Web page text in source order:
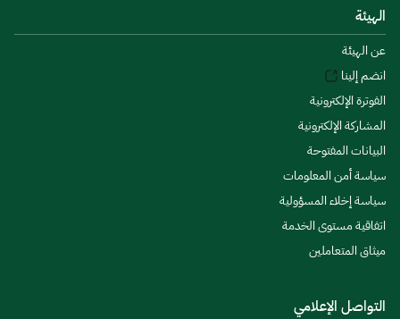
الهيئة
عن الهيئة
انضم إلينا
الفوترة الإلكترونية
المشاركة الإلكترونية
البيانات المفتوحة
سياسة أمن المعلومات
سياسة إخلاء المسؤولية
اتفاقية مستوى الخدمة
ميثاق المتعاملين
التواصل الإعلامي